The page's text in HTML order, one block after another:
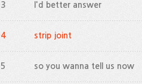
I'd better answer
strip joint
so you wanna tell us now